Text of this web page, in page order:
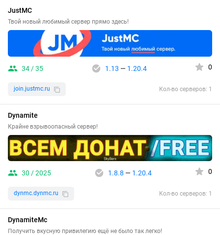
JustMC
Твой новый любимый сервер прямо здесь!
34 / 35 1.13 — 1.20.4 0
join.justmc.ru Кол-во серверов: 1
Dynamite
Крайне взрывоопасный сервер!
30 / 2025 1.8.8 — 1.20.4 0
dynmc.dynmc.ru Кол-во серверов: 1
DynamiteMc
Получить вкусную привилегию ещё не было так легко!